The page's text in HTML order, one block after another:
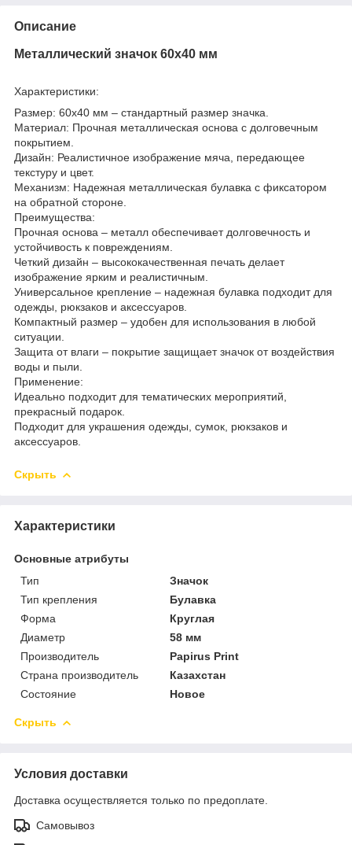
Описание
Металлический значок 60х40 мм
Характеристики:
Размер: 60х40 мм – стандартный размер значка.
Материал: Прочная металлическая основа с долговечным
покрытием.
Дизайн: Реалистичное изображение мяча, передающее
текстуру и цвет.
Механизм: Надежная металлическая булавка с фиксатором
на обратной стороне.
Преимущества:
Прочная основа – металл обеспечивает долговечность и
устойчивость к повреждениям.
Четкий дизайн – высококачественная печать делает
изображение ярким и реалистичным.
Универсальное крепление – надежная булавка подходит для
одежды, рюкзаков и аксессуаров.
Компактный размер – удобен для использования в любой
ситуации.
Защита от влаги – покрытие защищает значок от воздействия
воды и пыли.
Применение:
Идеально подходит для тематических мероприятий,
прекрасный подарок.
Подходит для украшения одежды, сумок, рюкзаков и
аксессуаров.
Скрыть
Характеристики
Основные атрибуты
Тип
Значок
Тип крепления
Булавка
Форма
Круглая
Диаметр
58 мм
Производитель
Papirus Print
Страна производитель
Казахстан
Состояние
Новое
Скрыть
Условия доставки
Доставка осуществляется только по предоплате.
Самовывоз